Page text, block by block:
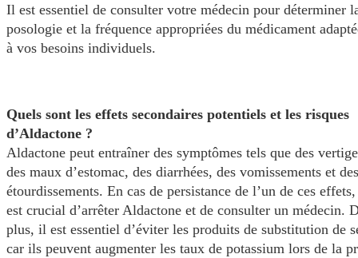
Il est essentiel de consulter votre médecin pour déterminer
posologie et la fréquence appropriées du médicament
à vos besoins individuels.
Quels sont les effets secondaires potentiels et les risques
d’Aldactone ?
Aldactone peut entraîner des symptômes tels que des
des maux d’estomac, des diarrhées, des vomissements et des
étourdissements. En cas de persistance de l’un de ces
est crucial d’arrêter Aldactone et de consulter un médecin.
plus, il est essentiel d’éviter les produits de substitution de
car ils peuvent augmenter les taux de potassium lors de la